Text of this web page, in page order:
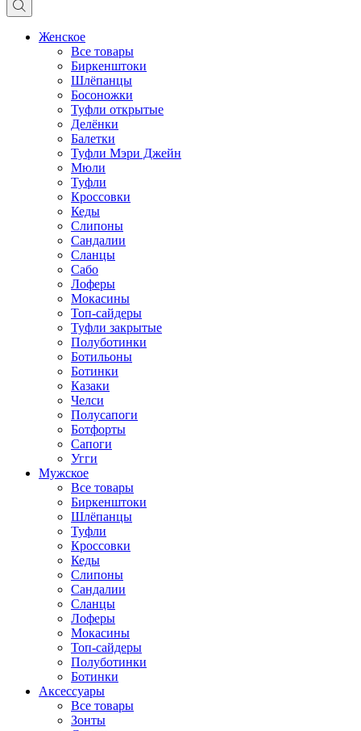
Женское
Все товары
Биркенштоки
Шлёпанцы
Босоножки
Туфли открытые
Делёнки
Балетки
Туфли Мэри Джейн
Мюли
Туфли
Кроссовки
Кеды
Слипоны
Сандалии
Сланцы
Сабо
Лоферы
Мокасины
Топ-сайдеры
Туфли закрытые
Полуботинки
Ботильоны
Ботинки
Казаки
Челси
Полусапоги
Ботфорты
Сапоги
Угги
Мужское
Все товары
Биркенштоки
Шлёпанцы
Туфли
Кроссовки
Кеды
Слипоны
Сандалии
Сланцы
Лоферы
Мокасины
Топ-сайдеры
Полуботинки
Ботинки
Аксессуары
Все товары
Зонты